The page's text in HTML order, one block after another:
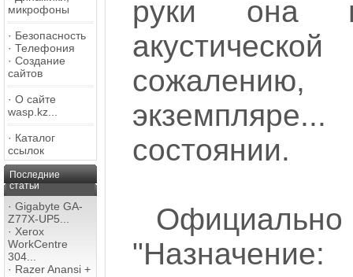
микрофоны
· Безопасность
· Телефония
· Создание
сайтов
· О сайте
wasp.kz...
· Каталог
ссылок
Последние
статьи
· Gigabyte GA-
Z77X-UP5...
· Xerox
WorkCentre
304...
· Razer Anansi +
руки она
состоянии.